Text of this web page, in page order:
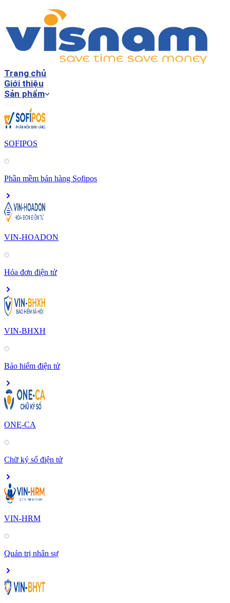
Trang chủ
Giới thiệu
Sản phẩm
SOFIPOS
Phần mềm bán hàng Sofipos
VIN-HOADON
Hóa đơn điện tử
VIN-BHXH
Bảo hiểm điện tử
ONE-CA
Chữ ký số điện tử
VIN-HRM
Quản trị nhân sự